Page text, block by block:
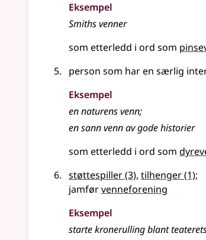
Eksempel
Smiths venner
som etterledd i ord som
person som har en særlig
Eksempel
en naturens venn;
en sannvennav gode historier
som etterledd i ord som
støttespiller(3), tilhenger(1);
jamførvenneforening
Eksempel
starte kronerulling blant